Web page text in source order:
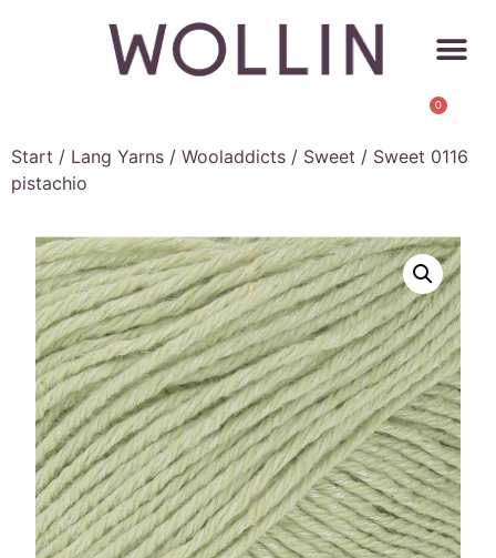
0
Start / Lang Yarns / Wooladdicts / Sweet / Sweet 0116
pistachio